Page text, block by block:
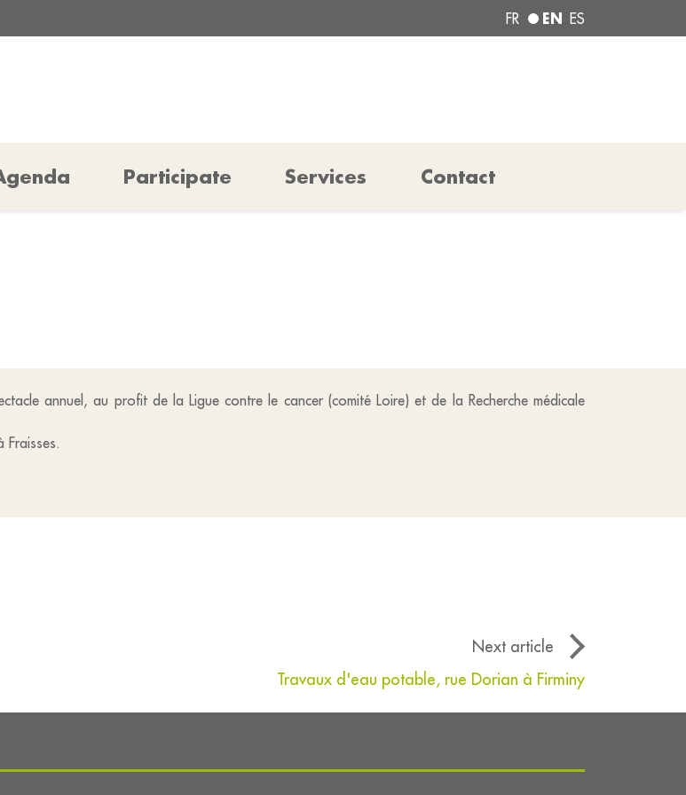
FR EN ES
Participate Services Contact
annuel, au profit de la Ligue contre le cancer (comité Loire) et de la Recherche médicale
Next article
Travaux d'eau potable, rue Dorian à Firminy